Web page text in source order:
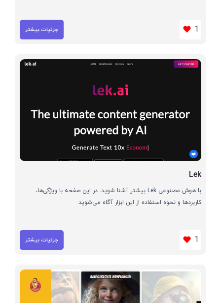
1 جزئیات بیشتر
Lek
با هوش مصنوعی Lek بیشتر آشنا شوید. در این صفحه با ویژگی‌ها،
کاربردها و نحوه استفاده از این ابزار آگاه می‌شوید
1 جزئیات بیشتر